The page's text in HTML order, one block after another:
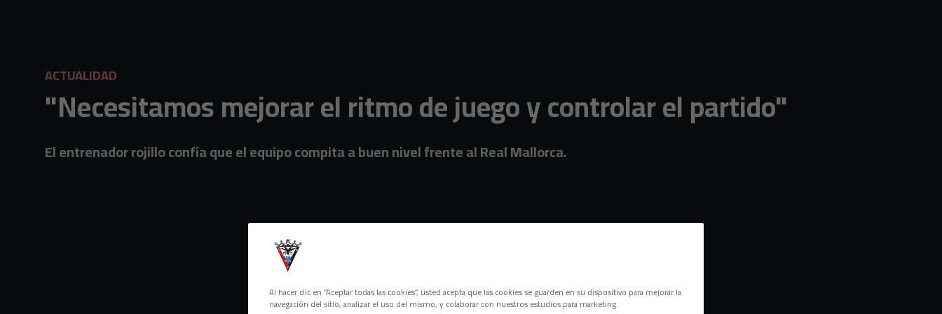
ACTUALIDAD
"Necesitamos mejorar el ritmo de juego y controlar el partido"
El entrenador rojillo confía que el equipo compita a buen nivel frente al Real Mallorca.
Al hacer clic en “Aceptar todas las cookies”, usted acepta que las cookies se guarden en su dispositivo para mejorar la
navegación del sitio, analizar el uso del mismo, y colaborar con nuestros estudios para marketing.